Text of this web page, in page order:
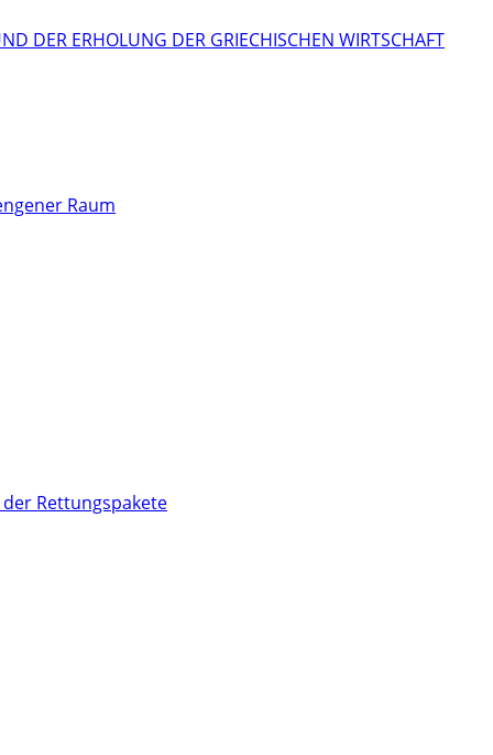
DER ERHOLUNG DER GRIECHISCHEN WIRTSCHAFT
Raum
Rettungspakete